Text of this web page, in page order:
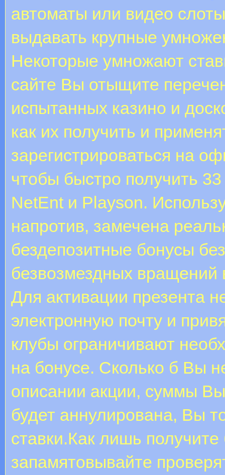
автоматы или видео
выдавать крупные
Некоторые умножают
сайте Вы отыщите
испытанных казино и
как их получить и
зарегистрироваться на
чтобы быстро получить
NetEnt и Playson.
напротив, замечена
бездепозитные бонусы
безвозмездных вращений
Для активации презента
электронную почту и
клубы ограничивают
на бонусе. Сколько б Вы
описании акции, суммы
будет аннулирована, Вы
ставки.Как лишь
запамятовывайте